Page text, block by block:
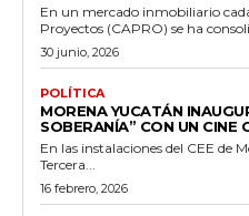
En un mercado inmobiliario
Proyectos (CAPRO) se ha
30 junio, 2026
POLÍTICA
MORENA YUCATÁN
SOBERANÍA” CON UN CINE
En las instalaciones del CEE de
Tercera...
16 febrero, 2026